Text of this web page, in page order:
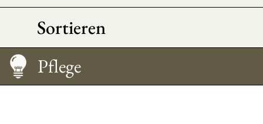
Sortieren
Hut tragen
Größentabelle